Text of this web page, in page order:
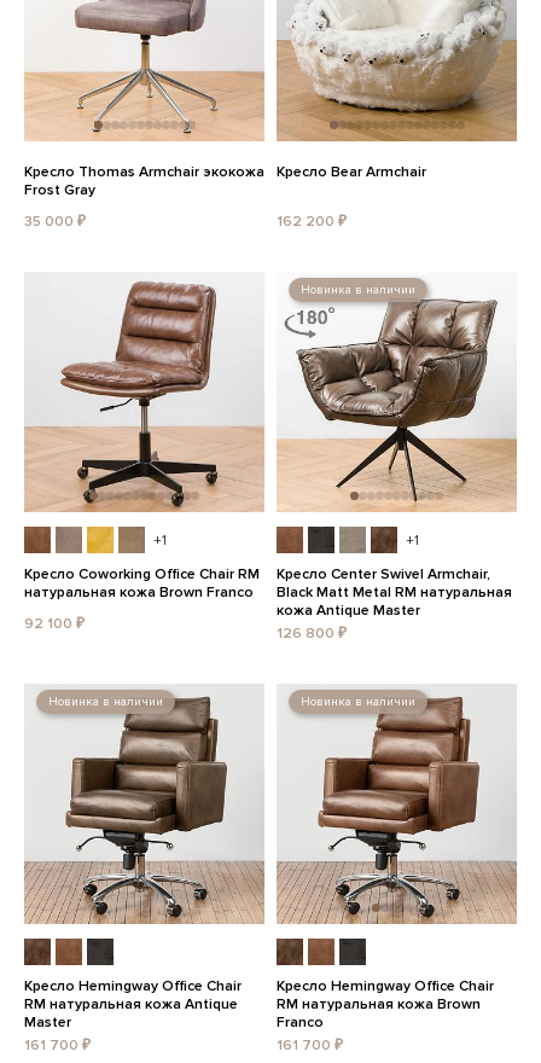
Кресло Thomas Armchair экокожа
Frost Gray
35 000 ₽
Кресло Bear Armchair
162 200 ₽
+1
Кресло Coworking Office Chair RM
натуральная кожа Brown Franco
92 100 ₽
Новинка в наличии
+1
Кресло Center Swivel Armchair,
Black Matt Metal RM натуральная
кожа Antique Master
126 800 ₽
Новинка в наличии
Кресло Hemingway Office Chair
RM натуральная кожа Antique
Master
161 700 ₽
Новинка в наличии
Кресло Hemingway Office Chair
RM натуральная кожа Brown
Franco
161 700 ₽